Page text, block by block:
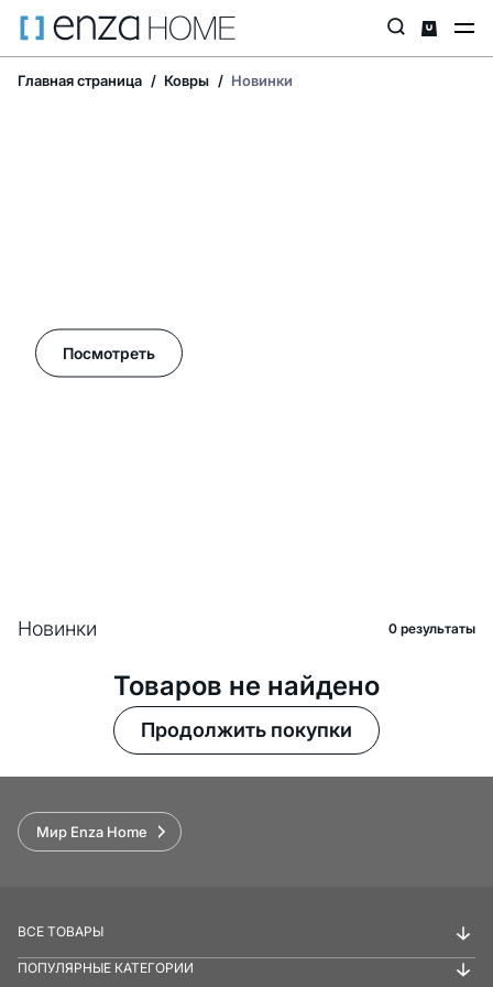
Главная страница Ковры Новинки
Посмотреть
Новинки 0 pезультаты
Товаров не найдено
Продолжить покупки
Мир Enza Home
ВСЕ ТОВАРЫ
ПОПУЛЯРНЫЕ КАТЕГОРИИ